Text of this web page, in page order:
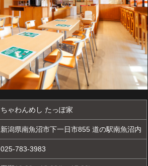
ちゃわんめし たっぽ家
新潟県南魚沼市下一日市855 道の駅南魚沼内
025-783-3983